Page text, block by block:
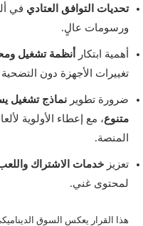
تحديات التوافق العتادي
ورسومات عالٍ.
أهمية ابتكار أنظمة تشغيل
تغييرات الأجهزة دون
ضرورة تطوير نماذج تشغيل
متنوع، مع إعطاء الأولوية
المنصة.
تعزيز خدمات الاشتراك
لمحتوى غني.
هذا القرار يعكس السوق